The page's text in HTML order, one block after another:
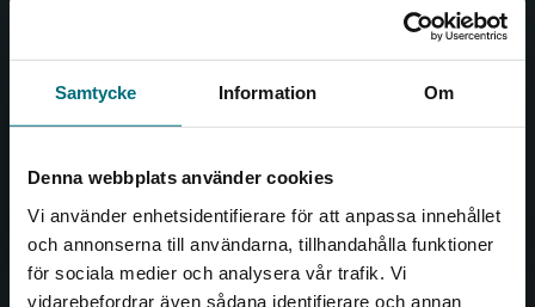
Samtycke Information Om
Denna webbplats använder cookies
Vi använder enhetsidentifierare för att anpassa innehållet
och annonserna till användarna, tillhandahålla funktioner
för sociala medier och analysera vår trafik. Vi
vidarebefordrar även sådana identifierare och annan
Begränsad fraktregion
Nypon och Vilja
Nypon och Vilja förlag ger ut böcker som väcker läslust
såväl barn som vuxna.
Nypon och Vilja förlag är en del av Studentlitteratur.
Kontakta oss